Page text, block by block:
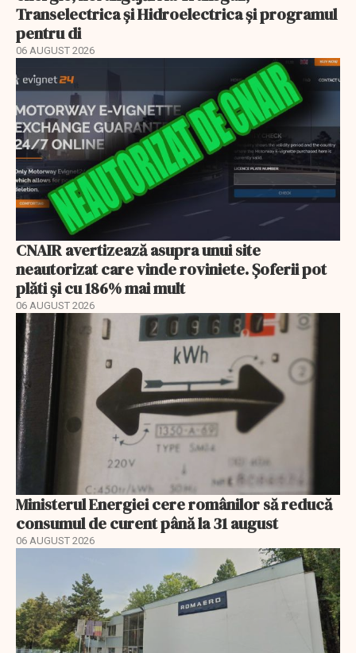
Transelectrica și Hidroelectrica și programul
pentru di
06 AUGUST 2026
CNAIR avertizează asupra unui site
neautorizat care vinde roviniete. Șoferii pot
plăti și cu 186% mai mult
06 AUGUST 2026
Ministerul Energiei cere românilor să reducă
consumul de curent până la 31 august
06 AUGUST 2026